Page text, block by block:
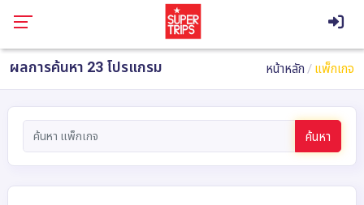
ผลการค้นหา 23 โปรแกรม หน้าหลัก แพ็กเกจ
ค้นหา